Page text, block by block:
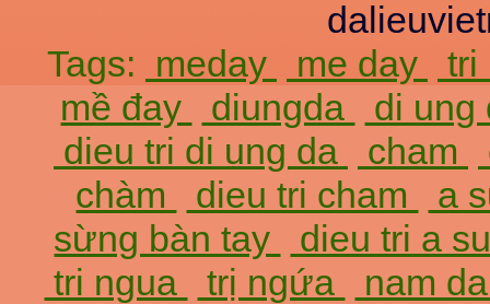
Tags: meday me day
tri
mề đay
diungda
di
dieu tri di ung da
cham
chàm
dieu tri cham
a
sừng bàn tay
dieu tri a
tri ngua
trị ngứa
nam